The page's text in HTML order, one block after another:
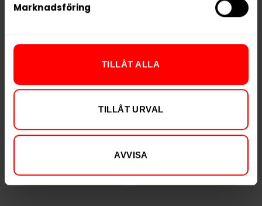
Marknadsföring
TILLÅT ALLA
TILLÅT URVAL
AVVISA
Strong
299,90 kr
KÖP
Spritz Extra Strong
299,90 kr
KÖP